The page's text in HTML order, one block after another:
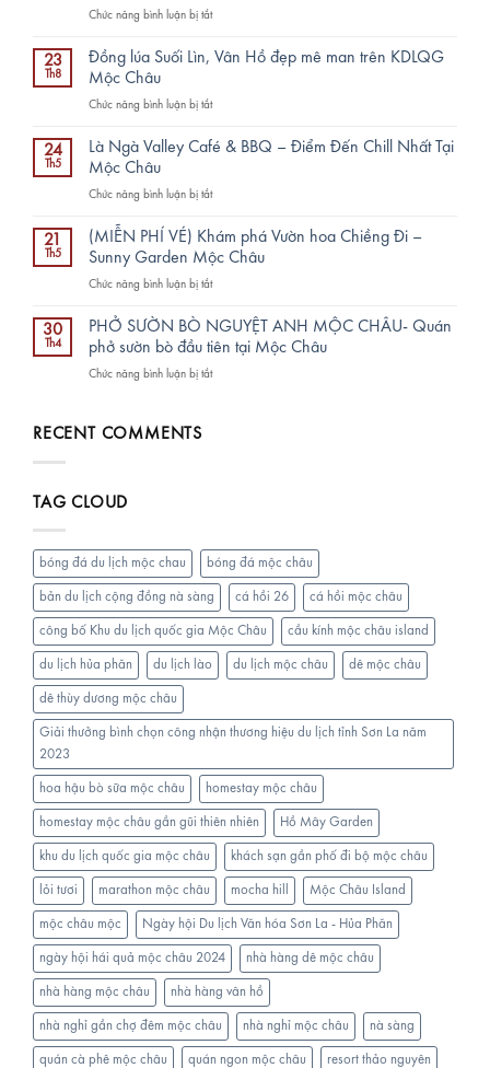
Chức năng bình luận bị tắtở
hồi
Châu
sang
cấp:
đáo
TRỌN
TRỌN
VẸN
23
Th8
Đồng lúa Suối Lìn, Vân Hồ đẹp mê man trên KDLQG
Mộc Châu
Chức năng bình luận bị tắtở
lúa
Vân
đẹp
mê
trên
Mộc
Châu
24
Th5
Là Ngà Valley Café & BBQ – Điểm Đến Chill Nhất Tại
Mộc Châu
Chức năng bình luận bị tắtở
Ngà
Valley
Café
&
–
Điểm
Chill
21
Th5
(MIỄN PHÍ VÉ) Khám phá Vườn hoa Chiềng Đi –
Sunny Garden Mộc Châu
Chức năng bình luận bị tắtở
PHÍ
VÉ)
phá
30
Th4
PHỞ SƯỜN BÒ NGUYỆT ANH MỘC CHÂU- Quán
phở sườn bò đầu tiên tại Mộc Châu
Chức năng bình luận bị tắtở
sườn
bò
đầu
tiên
tại
Mộc
Châu
RECENT COMMENTS
TAG CLOUD
bóng đá du lịch mộc chau bóng đá mộc châu
bản du lịch cộng đồng nà sàng cá hồi 26 cá hồi mộc châu
công bố Khu du lịch quốc gia Mộc Châu cầu kính mộc châu island
du lịch hủa phăn du lịch lào du lịch mộc châu dê mộc châu
dê thùy dương mộc châu
Giải thưởng bình chọn công nhận thương hiệu du lịch tỉnh Sơn La năm
2023
hoa hậu bò sữa mộc châu homestay mộc châu
homestay mộc châu gần gũi thiên nhiên Hồ Mây Garden
khu du lịch quốc gia mộc châu khách sạn gần phố đi bộ mộc châu
lỏi tươi marathon mộc châu mocha hill Mộc Châu Island
mộc châu mộc Ngày hội Du lịch Văn hóa Sơn La - Hủa Phăn
ngày hội hái quả mộc châu 2024 nhà hàng dê mộc châu
nhà hàng mộc châu nhà hàng vân hồ
nhà nghỉ gần chợ đêm mộc châu nhà nghỉ mộc châu nà sàng
quán cà phê mộc châu quán ngon mộc châu resort thảo nguyên